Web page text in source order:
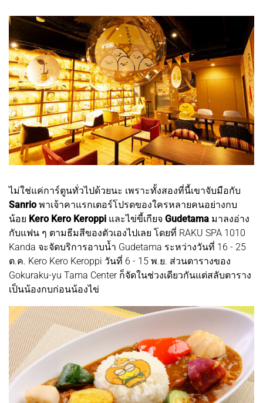
ไม่ใช่แค่การ์ตูนทั่วไปด้วยนะ เพราะทั้งสองที่นี้เขาจับมือกับ
Sanrioพาเจ้าคาแรกเตอร์โปรดของใครหลายคนอย่างกบ
น้อย Kero Kero Keroppi และไข่ขี้เกียจ Gudetama มาลงอ่าง
กับแฟน ๆ ตามธีมสีของตัวเองไปเลย โดยที่ RAKU SPA 1010
Kanda จะจัดบริการอาบน้ำ Gudetama ระหว่างวันที่ 16 - 25
ต.ค. Kero Kero Keroppi วันที่ 6 - 15 พ.ย. ส่วนตารางของ
Gokuraku-yu Tama Center ก็จัดในช่วงเดียวกันแต่สลับตาราง
เป็นน้องกบก่อนน้องไข่